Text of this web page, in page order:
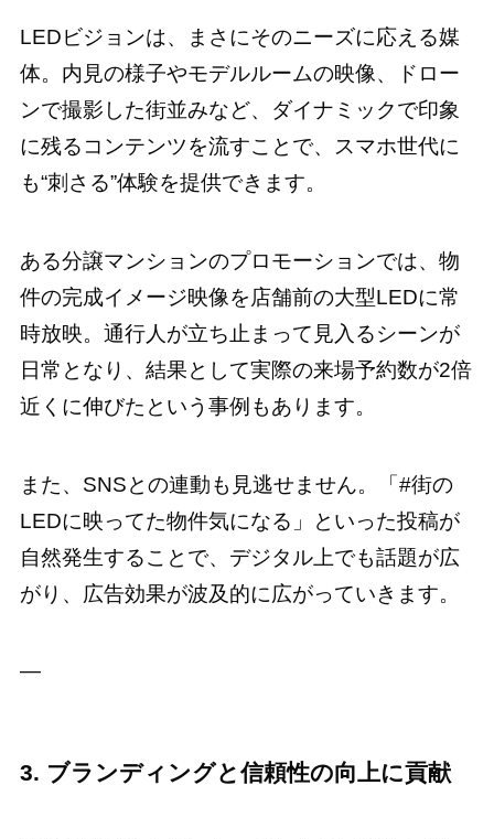
LEDビジョンは、まさにそのニーズに応える媒
体。内見の様子やモデルルームの映像、ドロー
ンで撮影した街並みなど、ダイナミックで印象
に残るコンテンツを流すことで、スマホ世代に
も“刺さる”体験を提供できます。
ある分譲マンションのプロモーションでは、物
件の完成イメージ映像を店舗前の大型LEDに常
時放映。通行人が立ち止まって見入るシーンが
日常となり、結果として実際の来場予約数が2倍
近くに伸びたという事例もあります。
また、SNSとの連動も見逃せません。「#街の
LEDに映ってた物件気になる」といった投稿が
自然発生することで、デジタル上でも話題が広
がり、広告効果が波及的に広がっていきます。
—
3. ブランディングと信頼性の向上に貢献